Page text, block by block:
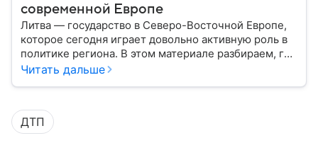
современной Европе
Литва — государство в Северо-Восточной Европе,
которое сегодня играет довольно активную роль в
политике региона. В этом материале разбираем, где
находится Литва, как она формировалась
Читать дальше
ДТП